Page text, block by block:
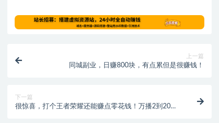
上一篇
同城副业，日赚800块，有点累但是很赚钱！
下一篇
很惊喜，打个王者荣耀还能赚点零花钱！万播2到20